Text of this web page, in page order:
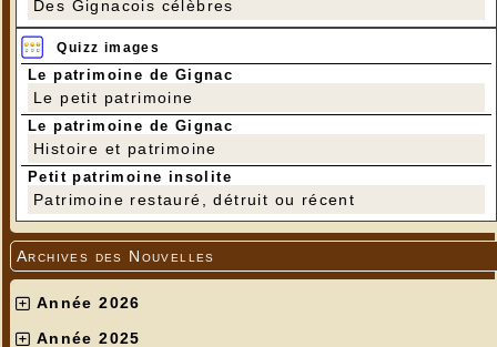
Des Gignacois célèbres
Quizz images
Le patrimoine de Gignac
Le petit patrimoine
Le patrimoine de Gignac
Histoire et patrimoine
Petit patrimoine insolite
Patrimoine restauré, détruit ou récent
Archives des Nouvelles
Année 2026
Année 2025